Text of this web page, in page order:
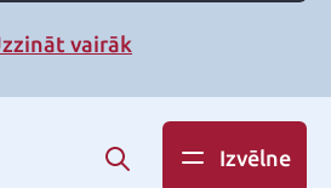
vairāk
Izvēlne